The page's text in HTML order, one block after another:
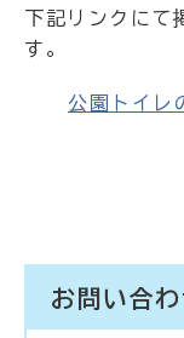
下記リンクにて
す。
公園トイレ
お問い合わ